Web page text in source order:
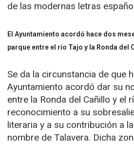
de las modernas letras
El Ayuntamiento acordó hace dos
parque entre el río Tajo y la Ronda del
Se da la circunstancia de que
Ayuntamiento acordó dar su
entre la Ronda del Cañillo y el
reconocimiento a su
literaria y a su contribución a
nombre de Talavera. Dicha